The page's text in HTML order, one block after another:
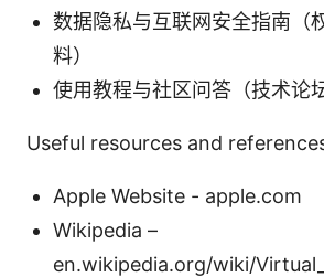
数据隐私与互联网安全指南（
料）
使用教程与社区问答（技术论
Useful resources and
Apple Website - apple.com
Wikipedia –
en.wikipedia.org/wiki/